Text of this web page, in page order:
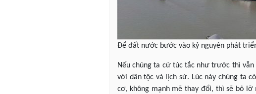
Để đất nước bước vào kỷ nguyên phát
Nếu chúng ta cứ túc tắc như trước thì
với dân tộc và lịch sử. Lúc này chúng ta
cơ, không mạnh mẽ thay đổi, thì sẽ bỏ